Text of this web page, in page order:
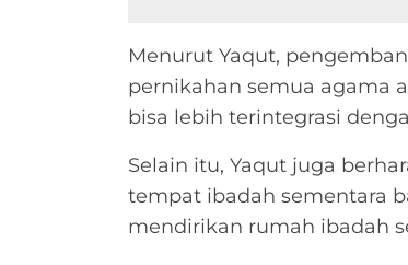
Menurut Yaqut,
pernikahan semua agama
bisa lebih terintegrasi
Selain itu, Yaqut juga
tempat ibadah sementara
mendirikan rumah ibadah